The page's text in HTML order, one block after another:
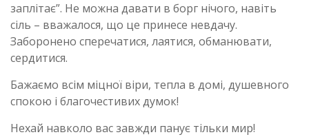
заплітає”. Не можна давати в борг нічого, навіть
сіль – вважалося, що це принесе невдачу.
Заборонено сперечатися, лаятися, обманювати,
сердитися.
Бажаємо всім міцної віри, тепла в домі, душевного
спокою і благочестивих думок!
Нехай навколо вас завжди панує тільки мир!